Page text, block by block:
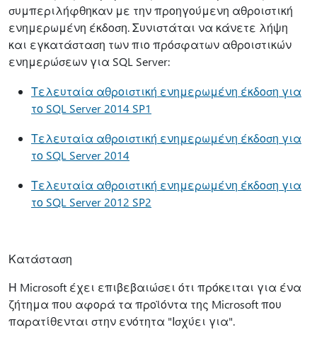
συμπεριλήφθηκαν με την προηγούμενη αθροιστική
ενημερωμένη έκδοση. Συνιστάται να κάνετε λήψη
και εγκατάσταση των πιο πρόσφατων αθροιστικών
ενημερώσεων για SQL Server:
Τελευταία αθροιστική ενημερωμένη έκδοση για
το SQL Server 2014 SP1
Τελευταία αθροιστική ενημερωμένη έκδοση για
το SQL Server 2014
Τελευταία αθροιστική ενημερωμένη έκδοση για
το SQL Server 2012 SP2
Κατάσταση
Η Microsoft έχει επιβεβαιώσει ότι πρόκειται για ένα
ζήτημα που αφορά τα προϊόντα της Microsoft που
παρατίθενται στην ενότητα "Ισχύει για".